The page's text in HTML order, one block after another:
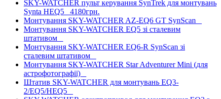
SKY-WATCHER пульт керування SynTrek для монтувань
Synta HEQ5 4180грн.
Монтування SKY-WATCHER AZ-EQ6 GT SynScan
Монтування SKY-WATCHER EQ5 зі сталевим
штативом
Монтування SKY-WATCHER EQ6-R SynScan зі
сталевим штативом
Монтування SKY-WATCHER Star Adventurer Mini (для
астрофотографії)
Штатив SKY-WATCHER для монтувань EQ3-
2/EQ5/HEQ5